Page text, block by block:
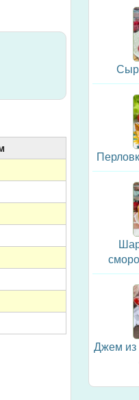
Джем из